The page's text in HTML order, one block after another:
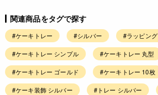
関連商品をタグで探す
#ケーキトレー #シルバー #ラッピン
#ケーキトレー シンプル #ケーキトレー 丸型
#ケーキトレー ゴールド #ケーキトレー 10枚
#ケーキ装飾 シルバー #トレー シルバー